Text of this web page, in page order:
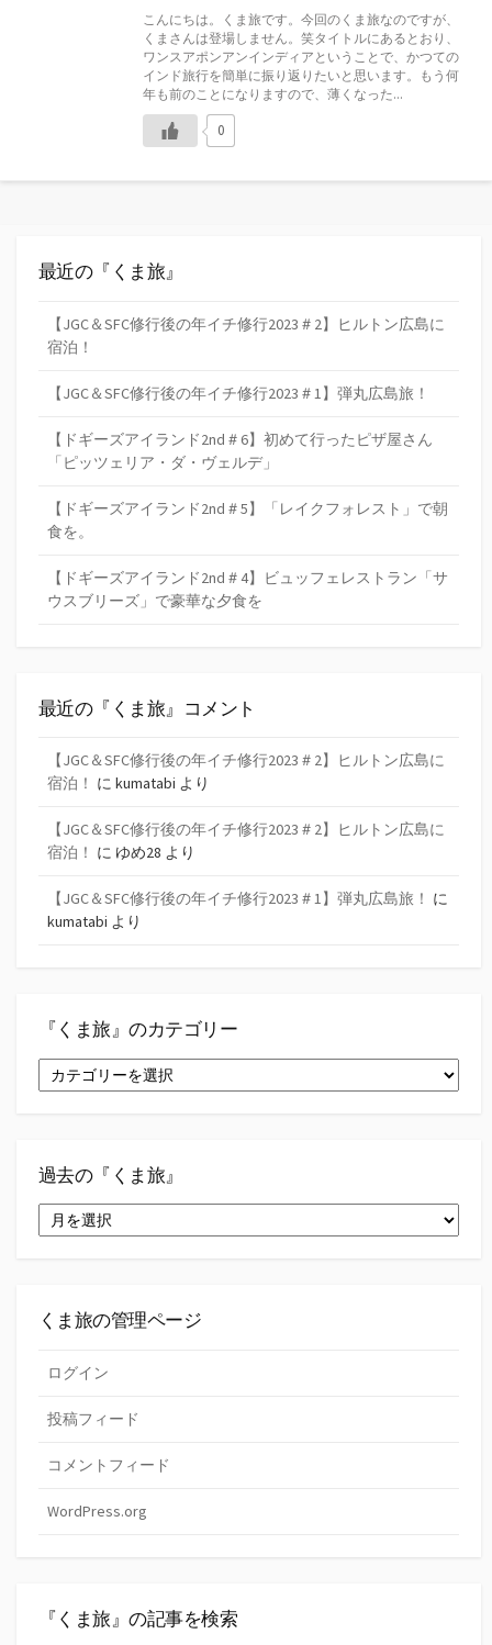
リ
ー
こんにちは。くま旅です。今回のくま旅なのですが、
くまさんは登場しません。笑タイトルにあるとおり、
ワンスアポンアンインディアということで、かつての
インド旅行を簡単に振り返りたいと思います。もう何
年も前のことになりますので、薄くなった...
0
最近の『くま旅』
【JGC＆SFC修行後の年イチ修行2023＃2】ヒルトン広島に
宿泊！
【JGC＆SFC修行後の年イチ修行2023＃1】弾丸広島旅！
【ドギーズアイランド2nd＃6】初めて行ったピザ屋さん
「ピッツェリア・ダ・ヴェルデ」
【ドギーズアイランド2nd＃5】「レイクフォレスト」で朝
食を。
【ドギーズアイランド2nd＃4】ビュッフェレストラン「サ
ウスブリーズ」で豪華な夕食を
最近の『くま旅』コメント
【JGC＆SFC修行後の年イチ修行2023＃2】ヒルトン広島に
宿泊！ に kumatabi より
【JGC＆SFC修行後の年イチ修行2023＃2】ヒルトン広島に
宿泊！ に ゆめ28 より
【JGC＆SFC修行後の年イチ修行2023＃1】弾丸広島旅！ に
kumatabi より
『くま旅』のカテゴリー
『く
ま
テ
ー
過去の『くま旅』
去
旅』
くま旅の管理ページ
ログイン
投稿フィード
コメントフィード
WordPress.org
『くま旅』の記事を検索